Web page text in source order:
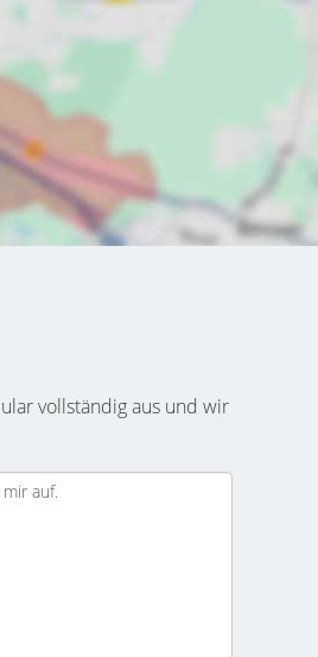
vollständig aus und wir